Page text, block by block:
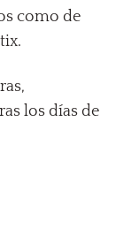
como de
los días de